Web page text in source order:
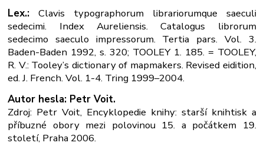
Lex.: Clavis typographorum librariorumque saeculi
sedecimi. Index Aureliensis. Catalogus librorum
sedecimo saeculo impressorum. Tertia pars. Vol. 3.
Baden-Baden 1992, s. 320; TOOLEY 1. 185. = TOOLEY,
R. V.: Tooley’s dictionary of mapmakers. Revised eidition,
ed. J. French. Vol. 1-4. Tring 1999–2004.
Autor hesla: Petr Voit.
Zdroj: Petr Voit, Encyklopedie knihy: starší knihtisk a
příbuzné obory mezi polovinou 15. a počátkem 19.
století, Praha 2006.